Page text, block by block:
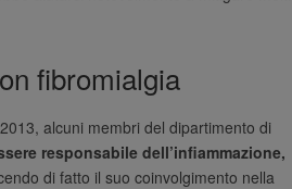
fibromialgia
alcuni membri del dipartimento di
responsabile dell’infiammazione,
di fatto il suo coinvolgimento nella